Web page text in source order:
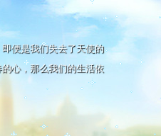
便是我们失去了天使的
心，那么我们的生活依